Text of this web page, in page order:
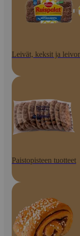
Leivät, keksit ja
Paistopisteen tuotteet